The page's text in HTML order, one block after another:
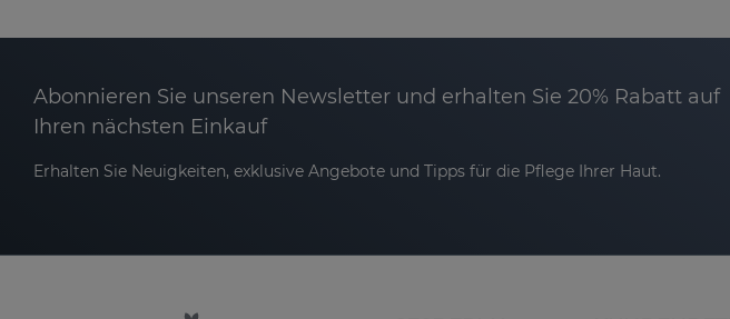
den ganzen Tag angenehm gepflegt an.
Ebenmäßiger Hautton: Pigmentflecken werden reduziert, der Teint
Das 3-Retinol-System – Sanft, effektiv und tiefenwirksam
Abonnieren Sie unseren Newsletter und erhalten Sie 20% Rabatt auf
Ihren nächsten Einkauf
Erhalten Sie Neuigkeiten, exklusive Angebote und Tipps für die Pflege Ihrer Haut.